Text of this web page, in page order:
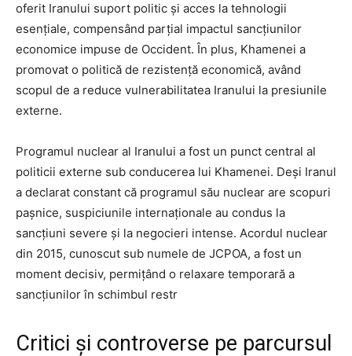
oferit Iranului suport politic și acces la tehnologii
esențiale, compensând parțial impactul sancțiunilor
economice impuse de Occident. În plus, Khamenei a
promovat o politică de rezistență economică, având
scopul de a reduce vulnerabilitatea Iranului la presiunile
externe.
Programul nuclear al Iranului a fost un punct central al
politicii externe sub conducerea lui Khamenei. Deși Iranul
a declarat constant că programul său nuclear are scopuri
pașnice, suspiciunile internaționale au condus la
sancțiuni severe și la negocieri intense. Acordul nuclear
din 2015, cunoscut sub numele de JCPOA, a fost un
moment decisiv, permițând o relaxare temporară a
sancțiunilor în schimbul restr
Critici și controverse pe parcursul